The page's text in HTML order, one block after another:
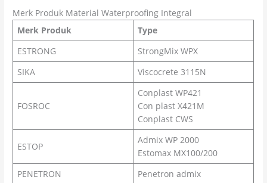
Merk Produk Material Waterproofing Integral
Merk Produk
Type
ESTRONG
StrongMix WPX
SIKA
Viscocrete 3115N
FOSROC
Conplast WP421
Con plast X421M
Conplast CWS
ESTOP
Admix WP 2000
Estomax MX100/200
PENETRON
Penetron admix